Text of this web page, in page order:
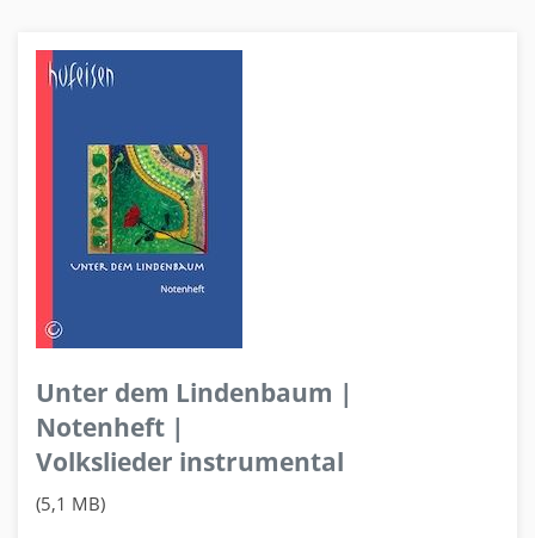
Unter dem Lindenbaum |
Notenheft |
Volkslieder instrumental
(5,1 MB)